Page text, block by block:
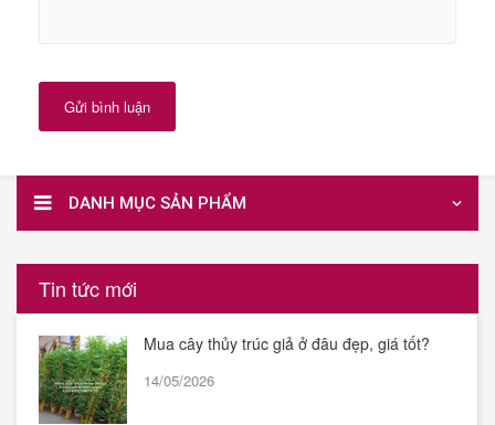
Gửi bình luận
DANH MỤC SẢN PHẨM
Tin tức mới
Mua cây thủy trúc giả ở đâu đẹp, giá tốt?
14/05/2026